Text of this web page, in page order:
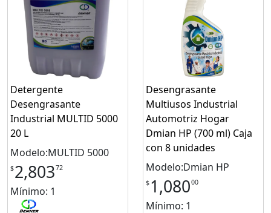
Detergente
Desengrasante
Industrial MULTID 5000
20 L
Modelo:MULTID 5000
$2,80372
Mínimo: 1
Desengrasante
Multiusos Industrial
Automotriz Hogar
Dmian HP (700 ml) Caja
con 8 unidades
Modelo:Dmian HP
$ 1,08000
Mínimo: 1